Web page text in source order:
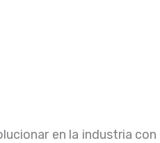
en la industria